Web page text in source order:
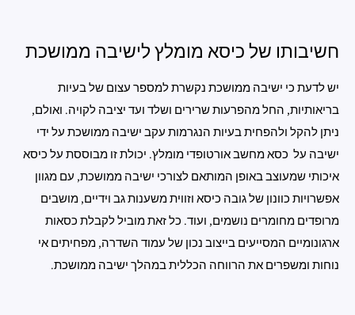
חשיבותו של כיסא מומלץ לישיבה ממושכת
יש לדעת כי ישיבה ממושכת נקשרת למספר עצום של בעיות
בריאותיות, החל מהפרעות שרירים ושלד ועד יציבה לקויה. ואולם,
ניתן להקל ולהפחית בעיות הנגרמות עקב ישיבה ממושכת על ידי
ישיבה על כסא מחשב אורטופדי מומלץ. יכולת זו מבוססת על כיסא
איכותי שמעוצב באופן המותאם לצורכי ישיבה ממושכת, עם מגוון
אפשרויות כוונון של גובה כיסא וזווית משענות גב וידיים, מושבים
מרופדים מחומרים נושמים, ועוד. כל זאת מוביל לקבלת כסאות
ארגונומיים המסייעים בייצוב נכון של עמוד השדרה, מפחיתים אי
נוחות ומשפרים את הרווחה הכללית במהלך ישיבה ממושכת.